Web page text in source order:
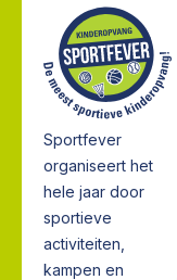
Sportfever
organiseert het
hele jaar door
sportieve
activiteiten,
kampen en